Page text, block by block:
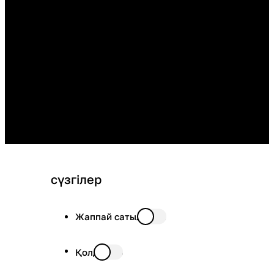
сүзгілер
Жаппай сатылымда
Қолда бар